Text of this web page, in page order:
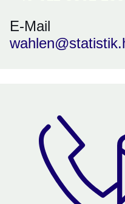
E-Mail